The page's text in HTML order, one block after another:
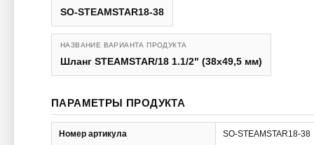
SO-STEAMSTAR18-38
НАЗВАНИЕ ВАРИАНТА ПРОДУКТА
Шланг STEAMSTAR/18 1.1/2" (38x49,5 мм)
ПАРАМЕТРЫ ПРОДУКТА
Номер артикула SO-STEAMSTAR18-38